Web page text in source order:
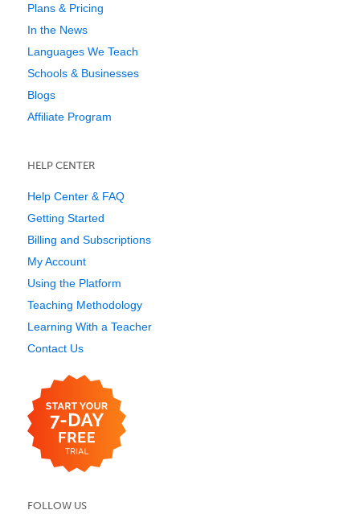
Plans & Pricing
In the News
Languages We Teach
Schools & Businesses
Blogs
Affiliate Program
HELP CENTER
Help Center & FAQ
Getting Started
Billing and Subscriptions
My Account
Using the Platform
Teaching Methodology
Learning With a Teacher
Contact Us
FOLLOW US